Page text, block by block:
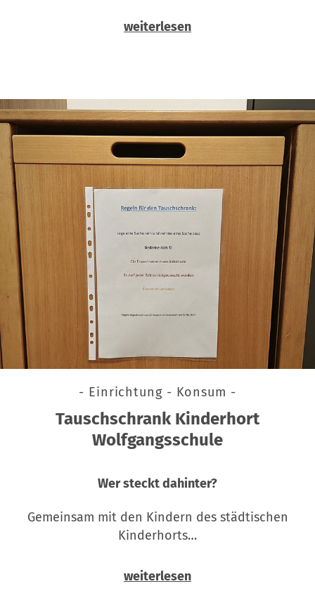
weiterlesen
- Einrichtung - Konsum -
Tauschschrank Kinderhort
Wolfgangsschule
Wer steckt dahinter?
Gemeinsam mit den Kindern des städtischen
Kinderhorts…
weiterlesen